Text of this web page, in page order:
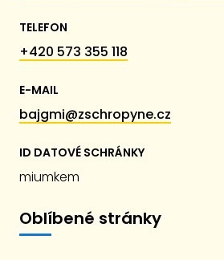
TELEFON
+420 573 355 118
E-MAIL
bajgmi@zschropyne.cz
ID DATOVÉ SCHRÁNKY
miumkem
Oblíbené stránky